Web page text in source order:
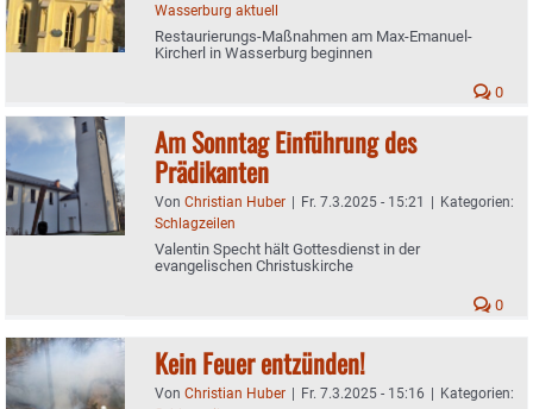
Wasserburg aktuell
Restaurierungs-Maßnahmen am Max-Emanuel-
Kircherl in Wasserburg beginnen
0
Am Sonntag Einführung des
Prädikanten
Von Christian Huber | Fr. 7.3.2025 - 15:21 | Kategorien:
Schlagzeilen
Valentin Specht hält Gottesdienst in der
evangelischen Christuskirche
0
Kein Feuer entzünden!
Von Christian Huber | Fr. 7.3.2025 - 15:16 | Kategorien: